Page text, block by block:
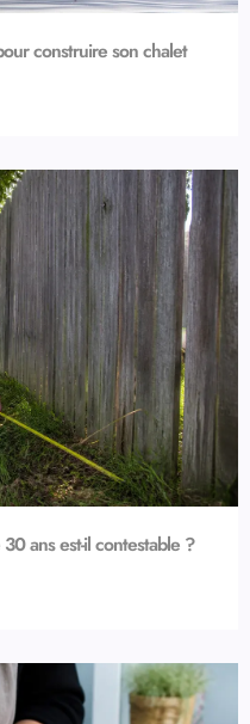
construire son chalet
ans est-il contestable ?